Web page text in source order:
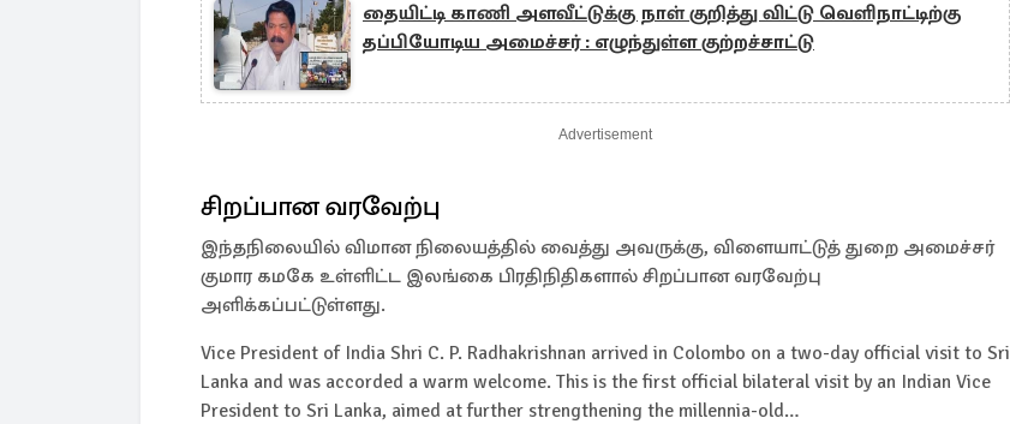
தையிட்டி காணி அளவீட்டுக்கு நாள் குறித்து விட்டு வெளிநாட்டிற்கு
தப்பியோடிய அமைச்சர் : எழுந்துள்ள குற்றச்சாட்டு
Advertisement
சிறப்பான வரவேற்பு
இந்தநிலையில் விமான நிலையத்தில் வைத்து அவருக்கு, விளையாட்டுத் துறை அமைச்சர்
குமார கமகே உள்ளிட்ட இலங்கை பிரதிநிதிகளால் சிறப்பான வரவேற்பு
அளிக்கப்பட்டுள்ளது.
Vice President of India Shri C. P. Radhakrishnan arrived in Colombo on a two-day official visit to Sri
Lanka and was accorded a warm welcome. This is the first official bilateral visit by an Indian Vice
President to Sri Lanka, aimed at further strengthening the millennia-old…